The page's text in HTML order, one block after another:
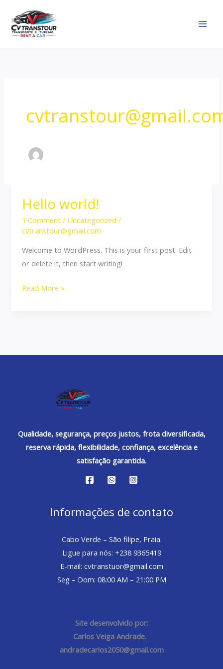
content
Hello world!
1 Comment / Uncategorized /
cvtranstour@gmail.com
Welcome to WordPress. This is your first post. Edit
or delete it, then start writing!
Hello
Read More »
Qualidade, segurança, preços justos, frota diversificada,
reserva rápida, flexibilidade, confiança, excelência e
satisfação garantida.
Informações de contato
Cabo Verde – São filipe, Praia.
Ligue para nós: +238 9365419
E-mail: cvtranstuor@gmail.com
Seg – Dom: 08:00 AM – 21:00 PM
Site desenvolvido por:
Carlos Veiga Andrade.
andradecarlos2050@gmail.com